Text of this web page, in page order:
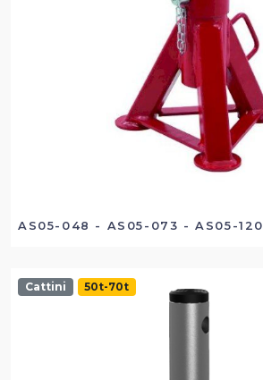
AS05-048 - AS05-073 - AS05-120
Cattini 50t-70t